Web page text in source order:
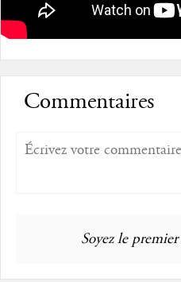
Commentaires
Soyez le